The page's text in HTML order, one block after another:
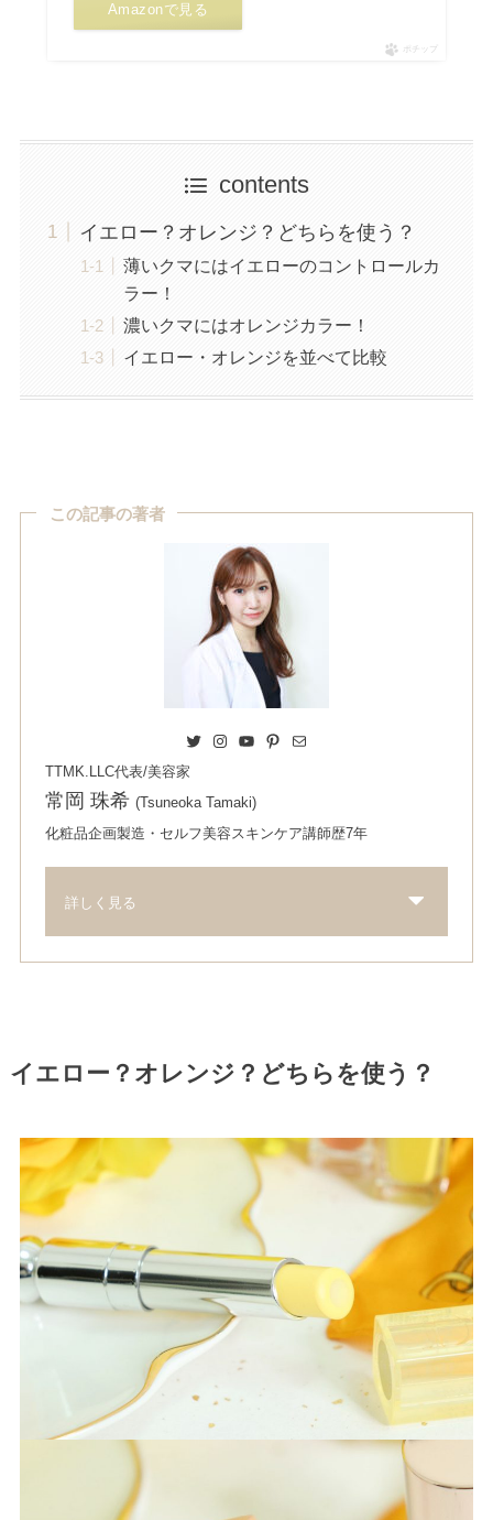
Amazonで見る
ポチップ
contents
イエロー？オレンジ？どちらを使う？
薄いクマにはイエローのコントロールカ
ラー！
濃いクマにはオレンジカラー！
イエロー・オレンジを並べて比較
この記事の著者
Twitter Instagram YouTube Pinterest Mail
TTMK.LLC代表/美容家
常岡 珠希(Tsuneoka Tamaki)
化粧品企画製造・セルフ美容スキンケア講師歴7年
詳しく見る
イエロー？オレンジ？どちらを使う？